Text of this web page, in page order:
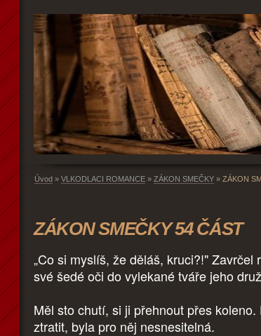
Úvod » VLKODLACI ROMANCE » ZÁKON SMEČKY » ZÁKON
ZÁKON SMEČKY 54 ČÁST
„Co si myslíš, že děláš, kruci?!" Zavrčel
své šedé oči do vylekané tváře jeho
Měl sto chutí, si ji přehnout přes
ztratit, byla pro něj nesnesitelná.